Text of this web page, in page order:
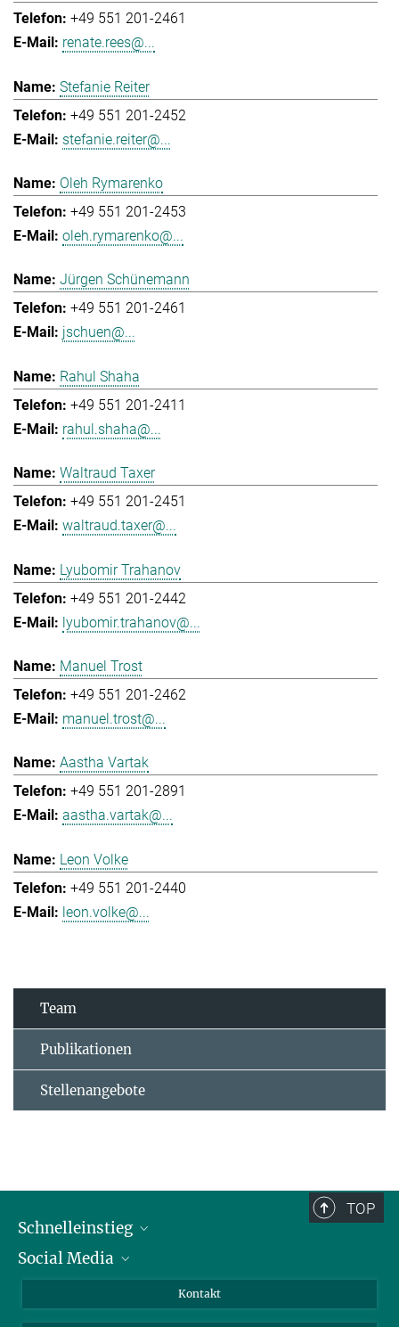
+49 551 201-2461
renate.rees@...
Stefanie Reiter
+49 551 201-2452
stefanie.reiter@...
Oleh Rymarenko
+49 551 201-2453
oleh.rymarenko@...
Jürgen Schünemann
+49 551 201-2461
jschuen@...
Rahul Shaha
+49 551 201-2411
rahul.shaha@...
Waltraud Taxer
+49 551 201-2451
waltraud.taxer@...
Lyubomir Trahanov
+49 551 201-2442
lyubomir.trahanov@...
Manuel Trost
+49 551 201-2462
manuel.trost@...
Aastha Vartak
+49 551 201-2891
aastha.vartak@...
Leon Volke
+49 551 201-2440
leon.volke@...
Team
Publikationen
Stellenangebote
TOP
Schnelleinstieg
Alumni
Social Media
Kontakt